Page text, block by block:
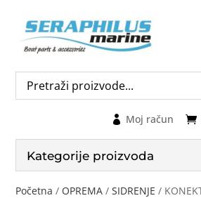
Moj račun
Kategorije proizvoda
Početna / OPREMA /SIDRENJE /